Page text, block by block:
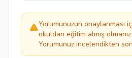
Yorumunuzun onaylanması
okuldan eğitim almış
Yorumunuz incelendikten